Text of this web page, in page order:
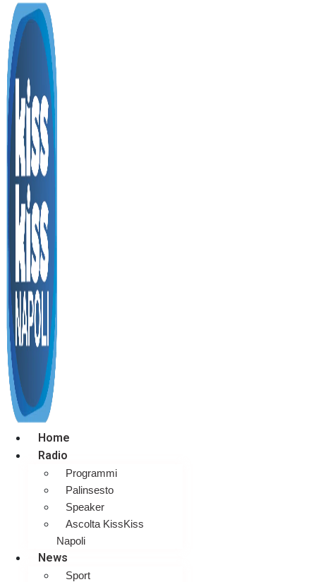
Home
Radio
Programmi
Palinsesto
Speaker
Ascolta KissKiss
Napoli
News
Sport